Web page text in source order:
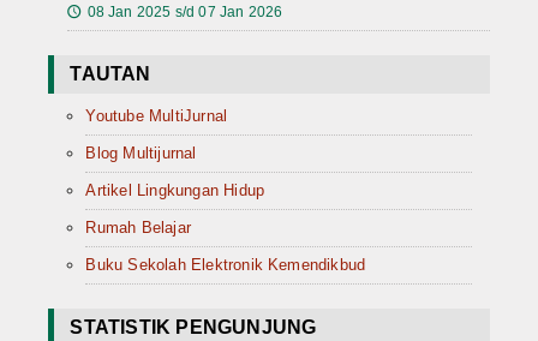
🕔 08 Jan 2025 s/d 07 Jan 2026
TAUTAN
Youtube MultiJurnal
Blog Multijurnal
Artikel Lingkungan Hidup
Rumah Belajar
Buku Sekolah Elektronik Kemendikbud
STATISTIK PENGUNJUNG